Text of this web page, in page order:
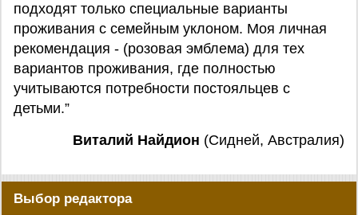
подходят только специальные варианты
проживания с семейным уклоном. Моя личная
рекомендация - (розовая эмблема) для тех
вариантов проживания, где полностью
учитываются потребности постояльцев с
детьми.”
Виталий Найдион (Сидней, Австралия)
Выбор редактора